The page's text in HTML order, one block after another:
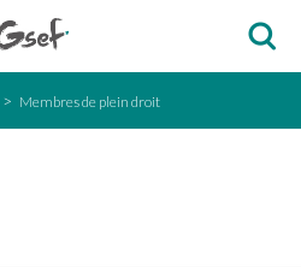
Membres de plein droit